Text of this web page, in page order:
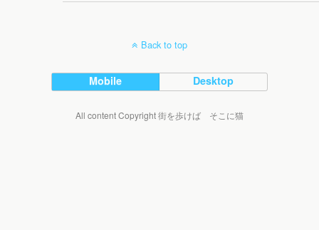
Back to top
Mobile Desktop
All content Copyright 街を歩けば そこに猫